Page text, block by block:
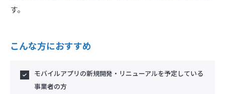
す。
こんな方におすすめ
モバイルアプリの新規開発・リニューアルを予定している
事業者の方